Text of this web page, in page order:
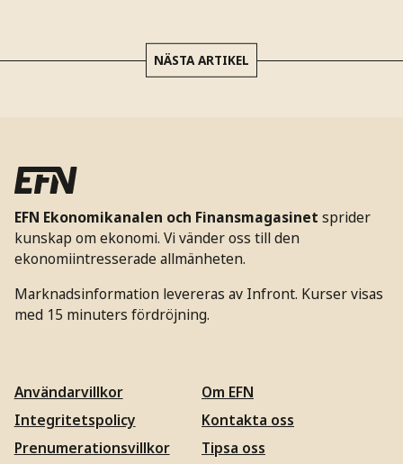
NÄSTA ARTIKEL
EFN Ekonomikanalen och Finansmagasinet sprider
kunskap om ekonomi. Vi vänder oss till den
ekonomiintresserade allmänheten.
Marknadsinformation levereras av Infront. Kurser visas
med 15 minuters fördröjning.
Användarvillkor
Integritetspolicy
Prenumerationsvillkor
Om EFN
Kontakta oss
Tipsa oss